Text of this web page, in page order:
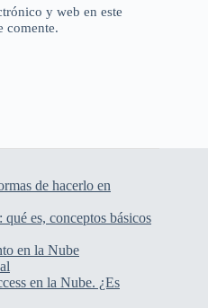
y web en este
comente.
de hacerlo en
es, conceptos básicos
en la Nube
en la Nube. ¿Es